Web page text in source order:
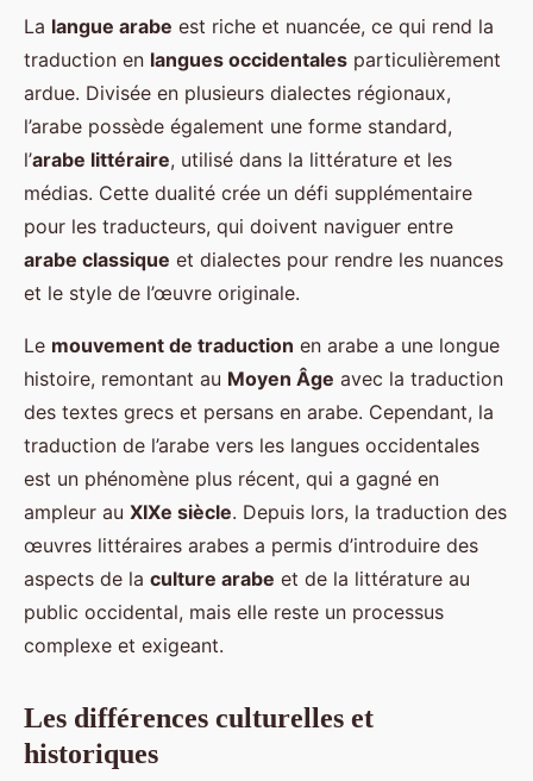
La langue arabe est riche et nuancée, ce qui rend la
traduction en langues occidentales particulièrement
ardue. Divisée en plusieurs dialectes régionaux,
l’arabe possède également une forme standard,
l’arabe littéraire, utilisé dans la littérature et les
médias. Cette dualité crée un défi supplémentaire
pour les traducteurs, qui doivent naviguer entre
arabe classique et dialectes pour rendre les nuances
et le style de l’œuvre originale.
Le mouvement de traduction en arabe a une longue
histoire, remontant au Moyen Âge avec la traduction
des textes grecs et persans en arabe. Cependant, la
traduction de l’arabe vers les langues occidentales
est un phénomène plus récent, qui a gagné en
ampleur au XIXe siècle. Depuis lors, la traduction des
œuvres littéraires arabes a permis d’introduire des
aspects de la culture arabe et de la littérature au
public occidental, mais elle reste un processus
complexe et exigeant.
Les différences culturelles et
historiques